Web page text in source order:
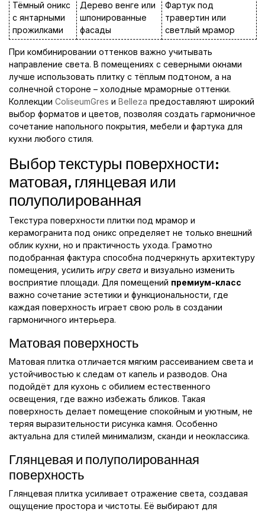
Тёмный оникс
с янтарными
прожилками
Дерево венге или
шпонированные
фасады
Фартук под
травертин или
светлый мрамор
При комбинировании оттенков важно учитывать
направление света. В помещениях с северными окнами
лучше использовать плитку с тёплым подтоном, а на
солнечной стороне – холодные мраморные оттенки.
Коллекции ColiseumGres и Belleza предоставляют широкий
выбор форматов и цветов, позволяя создать гармоничное
сочетание напольного покрытия, мебели и фартука для
кухни любого стиля.
Выбор текстуры поверхности:
матовая, глянцевая или
полуполированная
Текстура поверхности плитки под мрамор и
керамогранита под оникс определяет не только внешний
облик кухни, но и практичность ухода. Грамотно
подобранная фактура способна подчеркнуть архитектуру
помещения, усилить игру света и визуально изменить
восприятие площади. Для помещений премиум-класс
важно сочетание эстетики и функциональности, где
каждая поверхность играет свою роль в создании
гармоничного интерьера.
Матовая поверхность
Матовая плитка отличается мягким рассеиванием света и
устойчивостью к следам от капель и разводов. Она
подойдёт для кухонь с обилием естественного
освещения, где важно избежать бликов. Такая
поверхность делает помещение спокойным и уютным, не
теряя выразительности рисунка камня. Особенно
актуальна для стилей минимализм, сканди и неоклассика.
Глянцевая и полуполированная
поверхность
Глянцевая плитка усиливает отражение света, создавая
ощущение простора и чистоты. Её выбирают для